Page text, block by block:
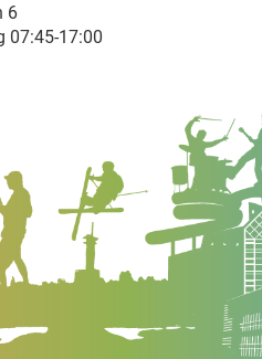
6
07:45-17:00